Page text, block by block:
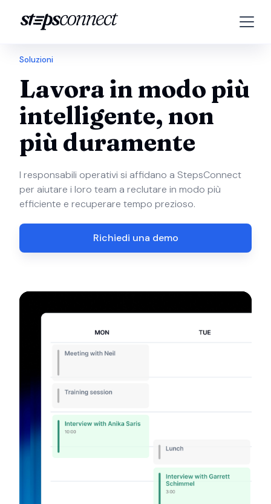
Soluzioni
Lavora in modo più
intelligente, non
più duramente
I responsabili operativi si affidano a StepsConnect
per aiutare i loro team a reclutare in modo più
efficiente e recuperare tempo prezioso.
Richiedi una demo